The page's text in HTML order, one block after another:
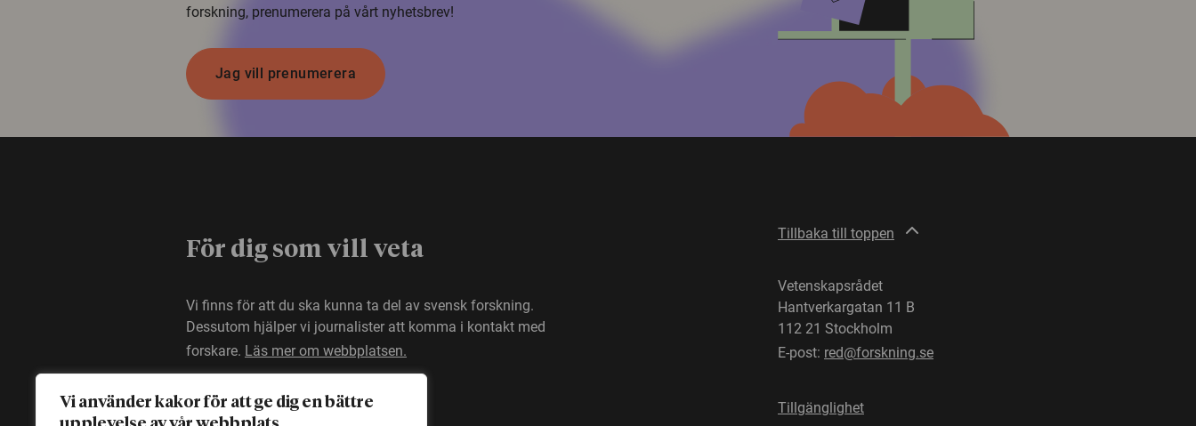
Vi använder kakor för att ge dig en bättre
forskning, prenumerera på vårt nyhetsbrev!
Jag vill prenumerera
För dig som vill veta
Vi finns för att du ska kunna ta del av svensk forskning.
Dessutom hjälper vi journalister att komma i kontakt med
forskare. Läs mer om webbplatsen.
Tillbaka till toppen
Vetenskapsrådet
Hantverkargatan 11 B
112 21 Stockholm
E-post: red@forskning.se
Tillgänglighet